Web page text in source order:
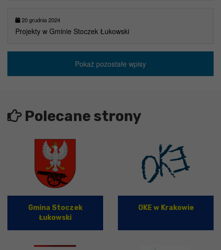
20 grudnia 2024
Projekty w Gminie Stoczek Łukowski
Pokaż pozostałe wpisy
Polecane strony
Gmina Stoczek
Łukowski
OKE w Krakowie